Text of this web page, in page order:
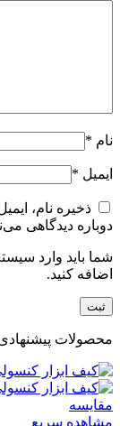
نام *
ایمیل *
ذخیره نام،
دوباره دیدگاهی
شما باید وارد
اضافه کنید.
محصولات
مقایسه
مشاهده سریع